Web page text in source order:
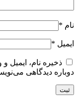
نام *
ایمیل *
ذخیره نام، ایمیل
دوباره دیدگاهی